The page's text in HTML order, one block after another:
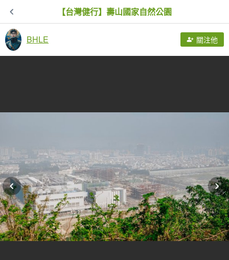
【台灣健行】壽山國家自然公園
BHLE 關注他